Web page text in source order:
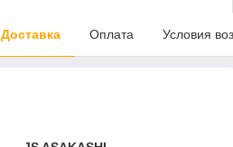
Доставка Оплата Условия